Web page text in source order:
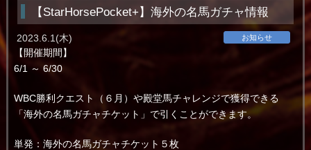
【StarHorsePocket+】海外の名馬ガチャ情報
お知らせ
2023.6.1(木)
【開催期間】
6/1 ～ 6/30
WBC勝利クエスト（６月）や殿堂馬チャレンジで獲得できる
「海外の名馬ガチャチケット」で引くことができます。
単発：海外の名馬ガチャチケット５枚